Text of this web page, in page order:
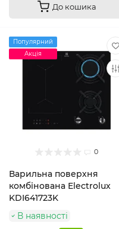
До кошика
Популярний
Акція
0
Варильна поверхня
комбінована Electrolux
KDI641723K
В наявності